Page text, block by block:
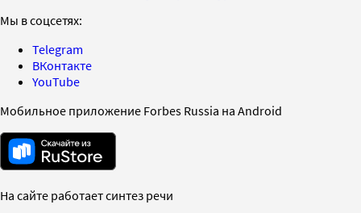
Мы в соцсетях:
Telegram
ВКонтакте
YouTube
Мобильное приложение Forbes Russia на Android
На сайте работает синтез речи